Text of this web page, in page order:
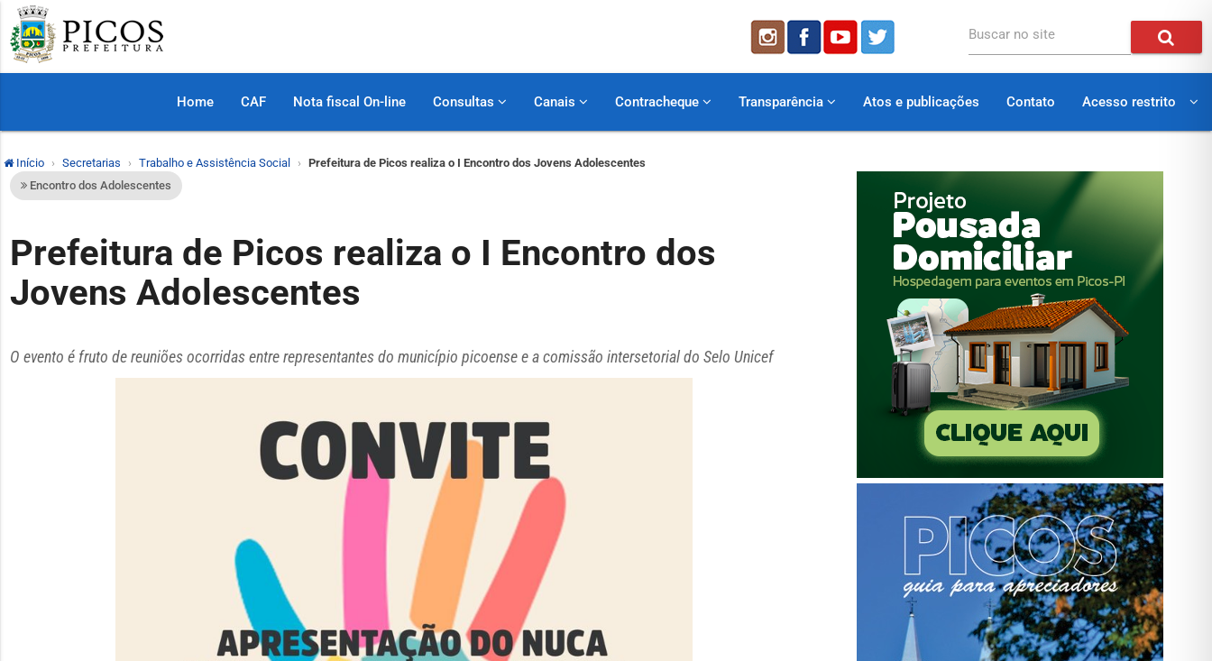
Buscar no site
Home CAF Nota fiscal On-line Consultas Canais Contracheque Transparência Atos e publicações Contato Acesso restrito
Início Secretarias Trabalho e Assistência Social
Prefeitura de Picos realiza o I Encontro dos Jovens Adolescentes
Encontro dos Adolescentes
Prefeitura de Picos realiza o I Encontro dos
Jovens Adolescentes
O evento é fruto de reuniões ocorridas entre representantes do município picoense e a comissão intersetorial do Selo Unicef